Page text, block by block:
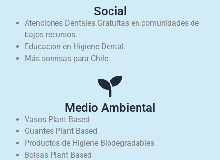
Social
Atenciones Dentales Gratuitas en comunidades de
bajos recursos.
Educación en Higiene Dental.
Más sonrisas para Chile.
Medio Ambiental
Vasos Plant Based
Guantes Plant Based
Productos de Higiene Biodegradables
Bolsas Plant Based